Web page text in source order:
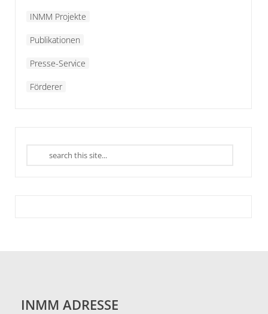
INMM Projekte
Publikationen
Presse-Service
Förderer
INMM ADRESSE